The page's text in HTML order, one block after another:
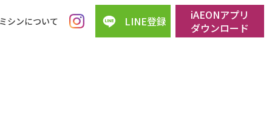
シンについて LINE登録
iAEONアプリ
ダウンロード